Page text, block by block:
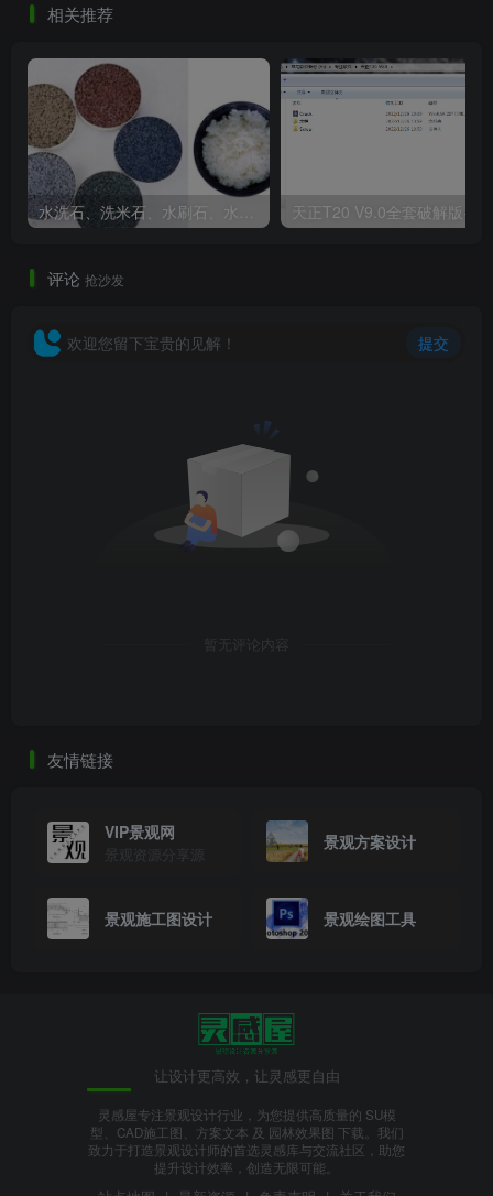
桃花源特色小镇景观设计方案文本（附SU模型）
景观鸟瞰图
桃花源特色小镇景观设计方案文本（附SU模型）
相关推荐
评论 抢沙发
欢迎您留下宝贵的见解！ 提交
暂无评论内容
友情链接
VIP景观网
景观资源分享源
景观方案设计
景观施工图设计 景观绘图工具
让设计更高效，让灵感更自由
灵感屋专注景观设计行业，为您提供高质量的 SU模
型、CAD施工图、方案文本 及 园林效果图 下载。我们
致力于打造景观设计师的首选灵感库与交流社区，助您
提升设计效率，创造无限可能。